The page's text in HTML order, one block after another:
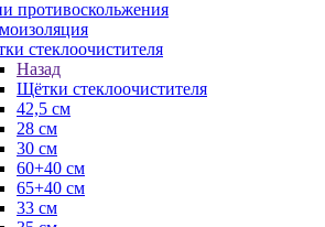
противоскольжения
стеклоочистителя
Назад
Щётки стеклоочистителя
42,5 см
28 см
30 см
60+40 см
65+40 см
33 см